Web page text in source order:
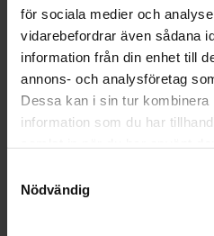
för sociala medier och
vidarebefordrar även sådana
information från din enhet till
annons- och analysföretag
Dessa kan i sin tur kombinera
information som du har
Nödvändig